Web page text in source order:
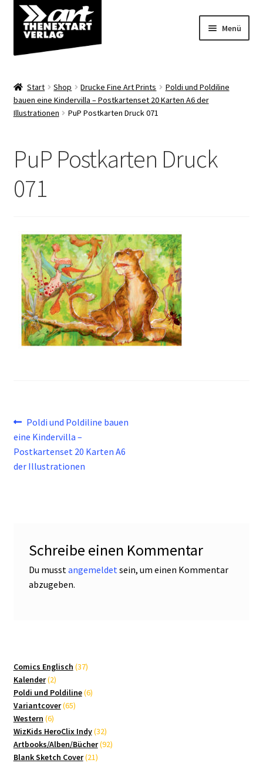
Zur
Navigation
springen
Zum
Inhalt
springen
Menü
Shop
Start Shop Drucke Fine Art Prints
Poldi und Poldiline
bauen eine Kindervilla – Postkartenset 20 Karten A6 der
Illustrationen
PuP Postkarten Druck 071
PuP Postkarten Druck
071
Beitragsnavigation
Vorheriger
Beitrag:
Poldi und Poldiline bauen
eine Kindervilla –
Postkartenset 20 Karten A6
der Illustrationen
Schreibe einen Kommentar
Du musst angemeldet sein, um einen Kommentar
abzugeben.
Comics Englisch 3737
Kalender 22
Produkte
Poldi und Poldiline 66
Variantcover 6565
Western 66
Produkte
WizKids HeroClix Indy 3232
Produkte
Artbooks/Alben/Bücher 9292
Blank Sketch Cover 2121